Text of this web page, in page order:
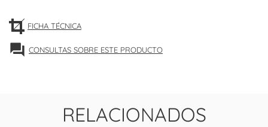
FICHA TÉCNICA
forum CONSULTAS SOBRE ESTE PRODUCTO
RELACIONADOS